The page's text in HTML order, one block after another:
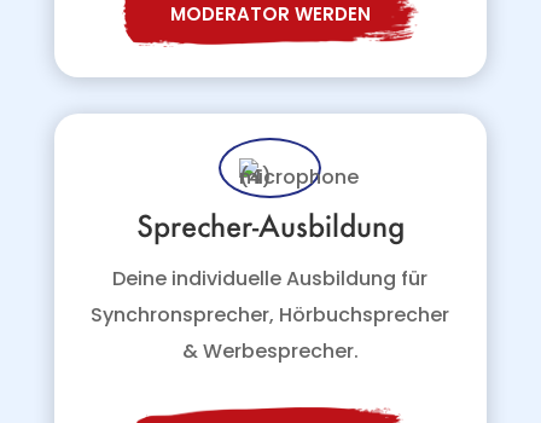
MODERATOR WERDEN
Sprecher-Ausbildung
Deine individuelle Ausbildung für
Synchronsprecher, Hörbuchsprecher
& Werbesprecher.